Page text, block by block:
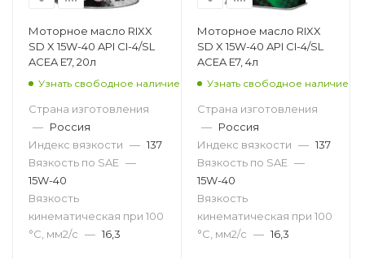
Моторное масло RIXX
SD X 15W-40 API CI-4/SL
ACEA E7, 20л
Узнать свободное наличие
Страна изготовления
— Россия
Индекс вязкости — 137
Вязкость по SAE —
15W-40
Вязкость
кинематическая при 100
°С, мм2/с — 16,3
Моторное масло RIXX
SD X 15W-40 API CI-4/SL
ACEA E7, 4л
Узнать свободное наличие
Страна изготовления
— Россия
Индекс вязкости — 137
Вязкость по SAE —
15W-40
Вязкость
кинематическая при 100
°С, мм2/с — 16,3